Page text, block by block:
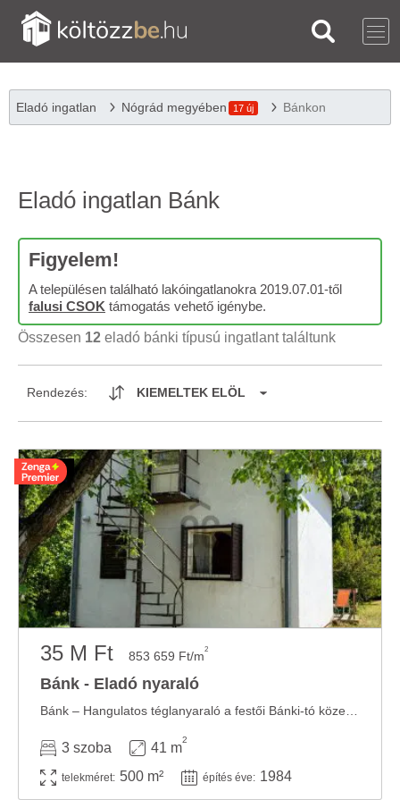
Eladó ingatlan Nógrád megyében 17 új Bánkon
Eladó ingatlan Bánk
Figyelem!
A településen található lakóingatlanokra 2019.07.01-től
falusi CSOK támogatás vehető igénybe.
Összesen 12 eladó bánki típusú ingatlant találtunk
Rendezés: KIEMELTEK ELÖL
35 M Ft 853 659 Ft/m2
Bánk - Eladó nyaraló
3 szoba 41 m
2
telekméret: 500 m² építés éve: 1984